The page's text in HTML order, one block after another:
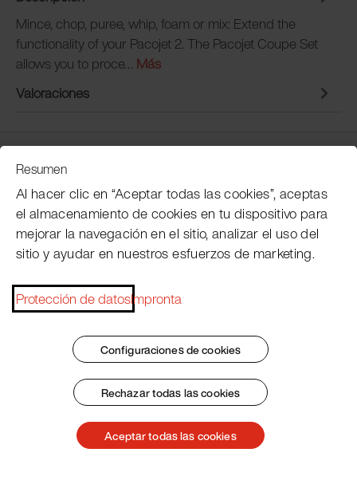
Mince, chop, puree, whip, foam or mix: Extend the
functionality of your Pacojet 2. The Pacojet Coupe Set
allows you to proce… Más
Valoraciones
Servicio de atención al cliente
Subscribe Pacojet Newsletter
Would you like to be regularly updated on news,
Pie de imprenta Condiciones generales
Protección de datos
Resumen
Al hacer clic en “Aceptar todas las cookies”, aceptas
el almacenamiento de cookies en tu dispositivo para
mejorar la navegación en el sitio, analizar el uso del
sitio y ayudar en nuestros esfuerzos de marketing.
Protección de datosImpronta
Configuraciones de cookies
Rechazar todas las cookies
Aceptar todas las cookies